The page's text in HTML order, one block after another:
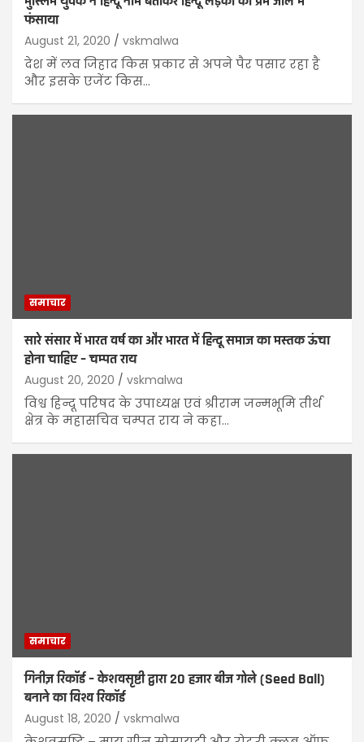
फंसाया
August 21, 2020 vskmalwa
देश में लव जिहाद किस प्रकार से अपने पैर पसार रहा है
और इसके एजेंट किस…
समाचार
सारे संसार में भारत वर्ष का और भारत में हिन्दू समाज का मस्तक ऊंचा
होना चाहिए – चम्पत राय
August 20, 2020 vskmalwa
विश्व हिन्दू परिषद के उपाध्यक्ष एवं श्रीराम जन्मभूमि तीर्थ
क्षेत्र के महासचिव चम्पत राय ने कहा…
समाचार
गिनीज़ रिकॉर्ड – केशवसृष्टी द्वारा 20 हजार बीज गोले (Seed Ball)
बनाने का विश्व रिकॉर्ड
August 18, 2020 vskmalwa